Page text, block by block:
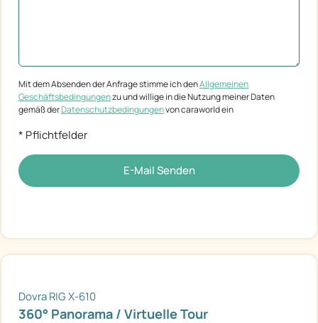
Mit dem Absenden der Anfrage stimme ich denAllgemeinen
Geschäftsbedingungenzu und willige in die Nutzung meiner Daten
gemäß derDatenschutzbedingungenvon caraworld ein
* Pflichtfelder
E-Mail Senden
Dovra RIG X-610
360° Panorama / Virtuelle Tour